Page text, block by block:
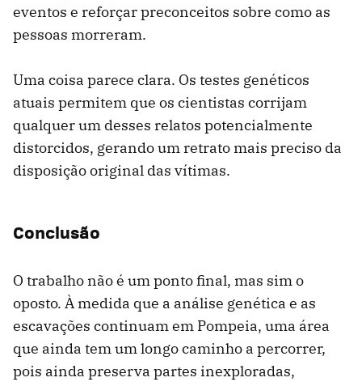
eventos e reforçar preconceitos sobre como as
pessoas morreram.
Uma coisa parece clara. Os testes genéticos
atuais permitem que os cientistas corrijam
qualquer um desses relatos potencialmente
distorcidos, gerando um retrato mais preciso da
disposição original das vítimas.
Conclusão
O trabalho não é um ponto final, mas sim o
oposto. À medida que a análise genética e as
escavações continuam em Pompeia, uma área
que ainda tem um longo caminho a percorrer,
pois ainda preserva partes inexploradas,